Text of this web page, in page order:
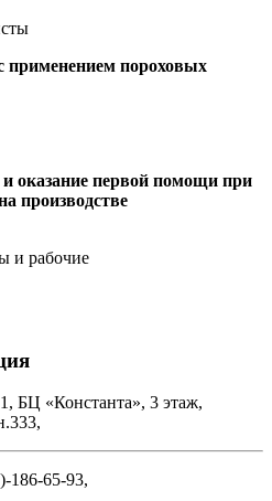
применением пороховых
оказание первой помощи при
производстве
и рабочие
БЦ «Константа», 3 этаж,
186-65-93,